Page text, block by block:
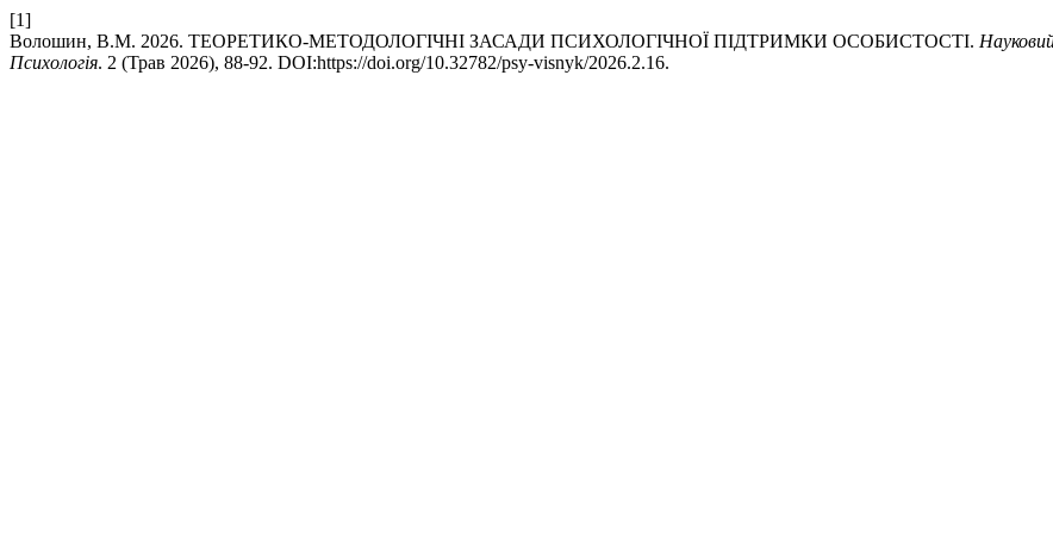
[1]
Волошин, В.М. 2026. ТЕОРЕТИКО-МЕТОДОЛОГІЧНІ ЗАСАДИ ПСИХОЛОГІЧНОЇ ПІДТРИМКИ ОСОБИСТОСТІ.
Психологія. 2 (Трав 2026), 88-92. DOI:https://doi.org/10.32782/psy-visnyk/2026.2.16.